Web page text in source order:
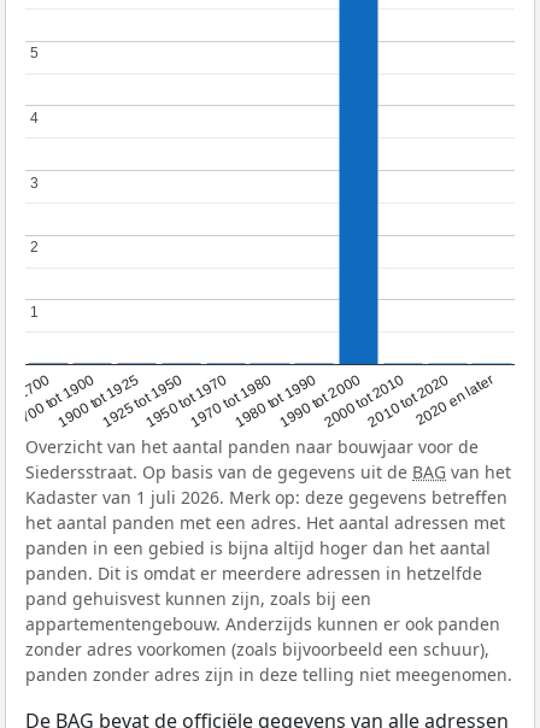
1700
1700 tot 1900
1900 tot 19251925 tot 19501950 tot 19701970 tot 19801980 tot 19901990 tot 20002000 tot 20102010 tot 20202020 en later
1
1
2
2
3
3
4
4
5
5
Overzicht van het aantal panden naar bouwjaar voor de
Siedersstraat. Op basis van de gegevens uit de BAG van het
Kadaster van 1 juli 2026. Merk op: deze gegevens betreffen
het aantal panden met een adres. Het aantal adressen met
panden in een gebied is bijna altijd hoger dan het aantal
panden. Dit is omdat er meerdere adressen in hetzelfde
pand gehuisvest kunnen zijn, zoals bij een
appartementengebouw. Anderzijds kunnen er ook panden
zonder adres voorkomen (zoals bijvoorbeeld een schuur),
panden zonder adres zijn in deze telling niet meegenomen.
De BAG bevat de officiële gegevens van alle adressen